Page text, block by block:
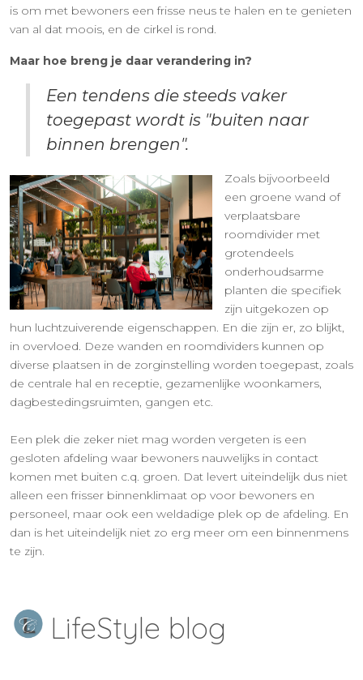
is om met bewoners een frisse neus te halen en te genieten
van al dat moois, en de cirkel is rond.
Maar hoe breng je daar verandering in?
Een tendens die steeds vaker
toegepast wordt is "buiten naar
binnen brengen".
Zoals bijvoorbeeld
een groene wand of
verplaatsbare
roomdivider met
grotendeels
onderhoudsarme
planten die specifiek
zijn uitgekozen op
hun luchtzuiverende eigenschappen. En die zijn er, zo blijkt,
in overvloed. Deze wanden en roomdividers kunnen op
diverse plaatsen in de zorginstelling worden toegepast, zoals
de centrale hal en receptie, gezamenlijke woonkamers,
dagbestedingsruimten, gangen etc.
Een plek die zeker niet mag worden vergeten is een
gesloten afdeling waar bewoners nauwelijks in contact
komen met buiten c.q. groen. Dat levert uiteindelijk dus niet
alleen een frisser binnenklimaat op voor bewoners en
personeel, maar ook een weldadige plek op de afdeling. En
dan is het uiteindelijk niet zo erg meer om een binnenmens
te zijn.
LifeStyle blog